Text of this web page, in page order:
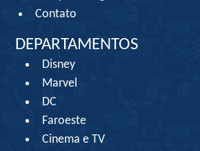
Contato
DEPARTAMENTOS
Disney
Marvel
DC
Faroeste
Cinema e TV